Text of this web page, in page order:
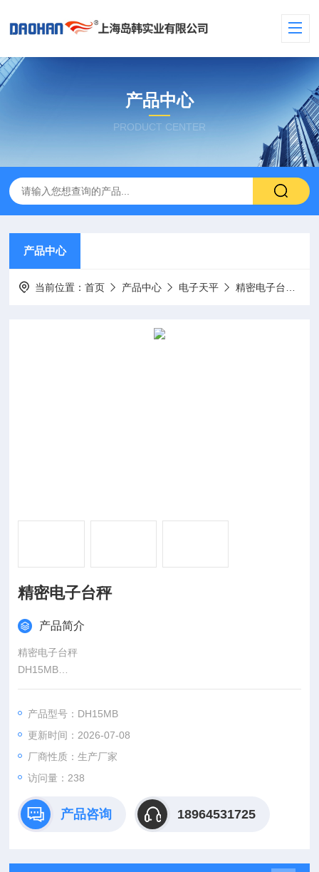
产品中心
PRODUCT CENTER
产品中心
当前位置：首页 产品中心 电子天平 精密电子台秤
精密电子台秤
产品简介
精密电子台秤
DH15MB
大尺寸不锈钢台面，美观大方，称重快捷稳定；
大称量高精度传感器，称重精确不漂移
产品型号：DH15MB
更新时间：2026-07-08
厂商性质：生产厂家
访问量：238
产品咨询 18964531725